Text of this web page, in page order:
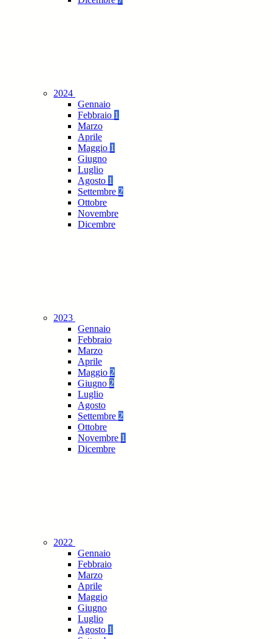
2024
Gennaio
Febbraio 1
Marzo
Aprile
Maggio 1
Giugno
Luglio
Agosto 1
Settembre 2
Ottobre
Novembre
Dicembre
2023
Gennaio
Febbraio
Marzo
Aprile
Maggio 2
Giugno 2
Luglio
Agosto
Settembre 2
Ottobre
Novembre 1
Dicembre
2022
Gennaio
Febbraio
Marzo
Aprile
Maggio
Giugno
Luglio
Agosto 1